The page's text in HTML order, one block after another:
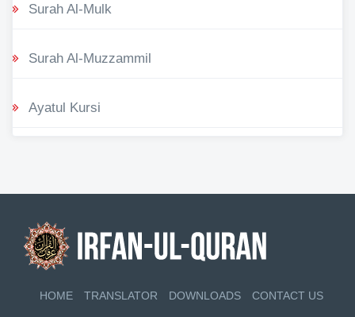
Surah Al-Mulk
Surah Al-Muzzammil
Ayatul Kursi
HOME TRANSLATOR DOWNLOADS CONTACT US